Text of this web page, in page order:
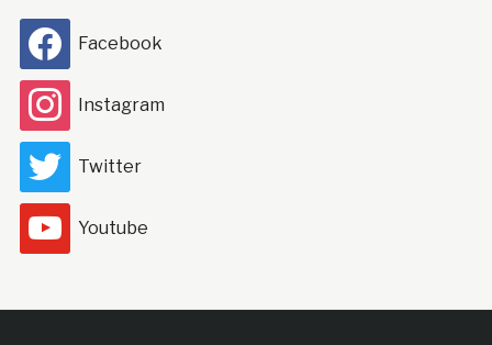
Facebook
Instagram
Twitter
Youtube